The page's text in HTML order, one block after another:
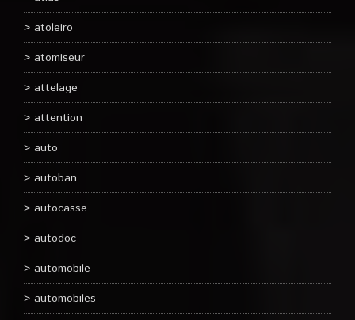
atoleiro
atomiseur
attelage
attention
auto
autoban
autocasse
autodoc
automobile
automobiles